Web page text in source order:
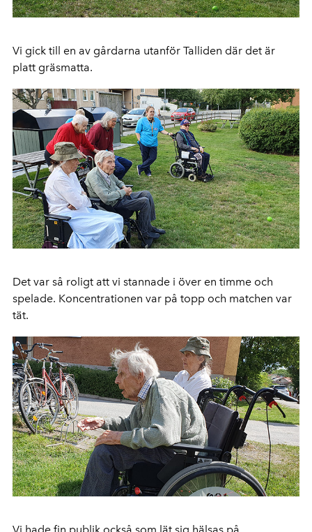
Vi gick till en av gårdarna utanför Talliden där det är
platt gräsmatta.
Det var så roligt att vi stannade i över en timme och
spelade. Koncentrationen var på topp och matchen var
tät.
Vi hade fin publik också som lät sig hälsas på.